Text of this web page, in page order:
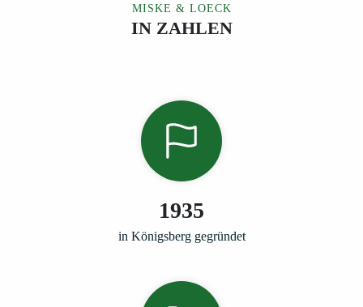
MISKE & LOECK
IN ZAHLEN
1935
in Königsberg gegründet